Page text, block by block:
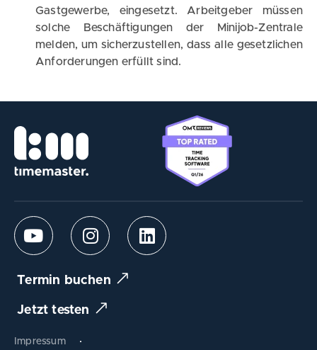
Gastgewerbe, eingesetzt. Arbeitgeber müssen
solche Beschäftigungen der Minijob-Zentrale
melden, um sicherzustellen, dass alle gesetzlichen
Anforderungen erfüllt sind.
Termin buchen
Jetzt testen
Impressum